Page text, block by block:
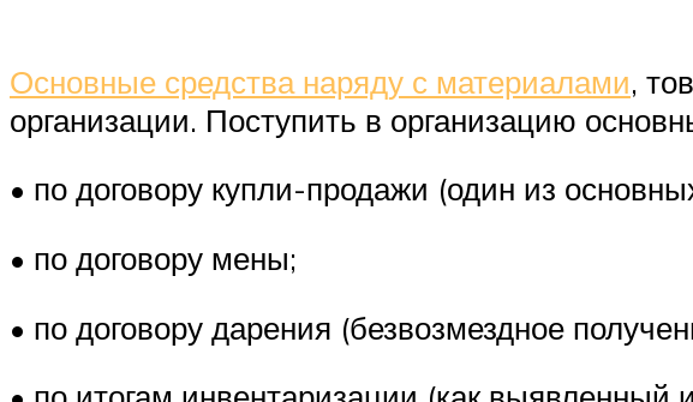
Основные средства наряду с материалами,
организации. Поступить в организацию
• по договору купли-продажи (один из
• по договору мены;
• по договору дарения (безвозмездное